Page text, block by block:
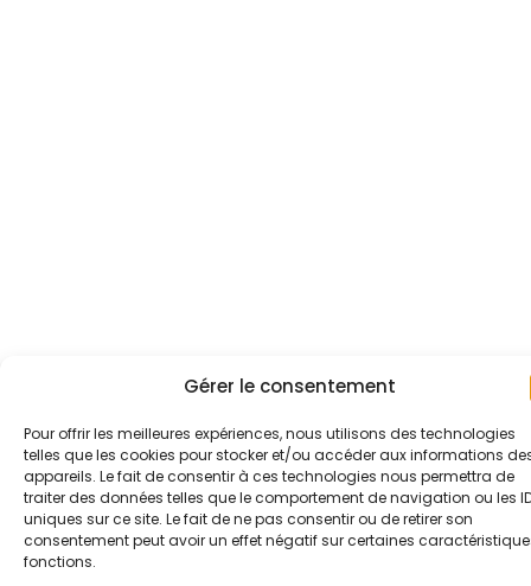
Gérer le consentement
Pour offrir les meilleures expériences, nous utilisons des technologies
telles que les cookies pour stocker et/ou accéder aux informations
appareils. Le fait de consentir à ces technologies nous permettra de
traiter des données telles que le comportement de navigation ou les
uniques sur ce site. Le fait de ne pas consentir ou de retirer son
consentement peut avoir un effet négatif sur certaines
fonctions.